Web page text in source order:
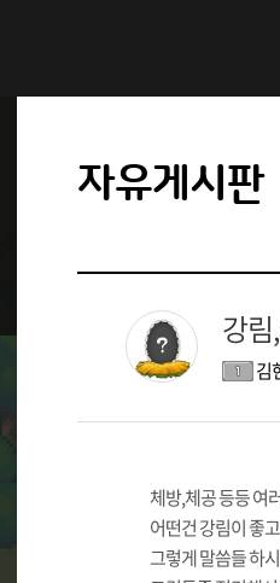
자유게시판
강
김
체방,체공 등등 여
어떤건 강림이 좋
그렇게 말씀들 하